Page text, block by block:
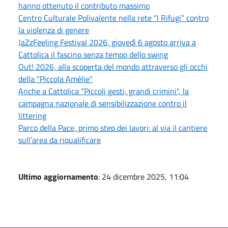
hanno ottenuto il contributo massimo
Centro Culturale Polivalente nella rete “I Rifugi” contro
la violenza di genere
JaZzFeeling Festival 2026, giovedì 6 agosto arriva a
Cattolica il fascino senza tempo dello swing
Out! 2026, alla scoperta del mondo attraverso gli occhi
della "Piccola Amélie"
Anche a Cattolica “Piccoli gesti, grandi crimini", la
campagna nazionale di sensibilizzazione contro il
littering
Parco della Pace, primo step dei lavori: al via il cantiere
sull’area da riqualificare
Ultimo aggiornamento: 24 dicembre 2025, 11:04